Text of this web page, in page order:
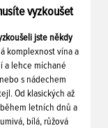
vyzkoušet
jste někdy
komplexnost vína a
a lehce míchané
s nádechem
Od klasických až
letních dnů a
bílá, růžová